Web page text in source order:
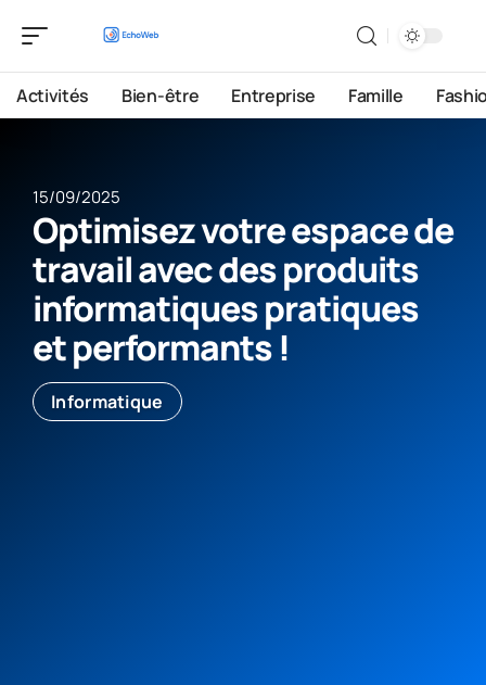
Activités Bien-être Entreprise Famille
15/09/2025
Optimisez votre espace de
travail avec des produits
informatiques pratiques
et performants !
Informatique